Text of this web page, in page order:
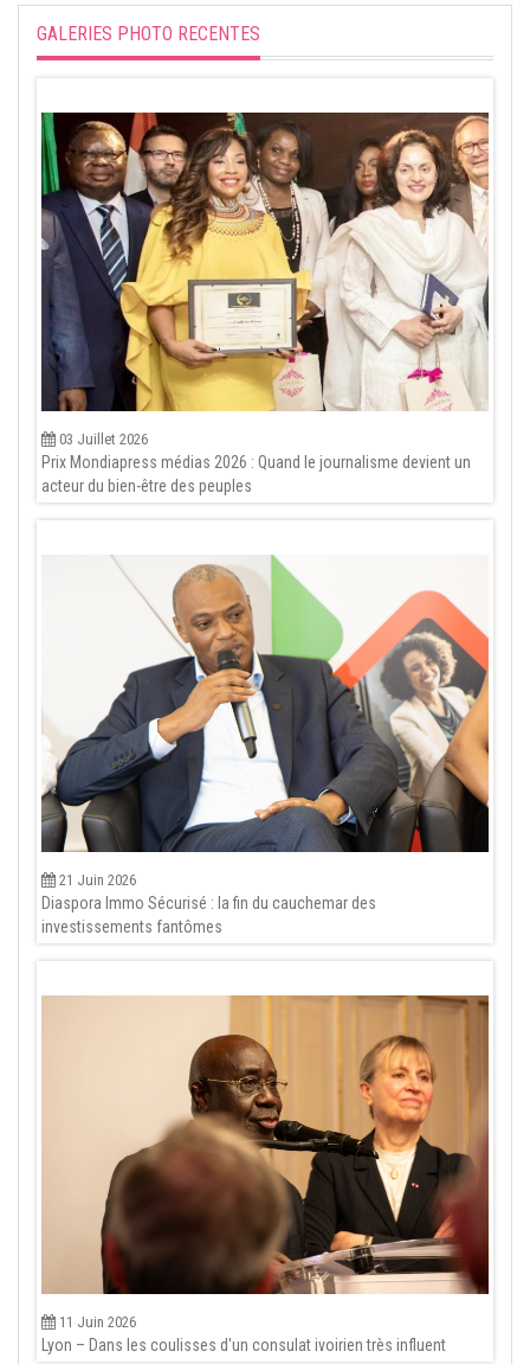
GALERIES PHOTO RECENTES
03 Juillet 2026
Prix Mondiapress médias 2026 : Quand le journalisme devient un
acteur du bien-être des peuples
21 Juin 2026
Diaspora Immo Sécurisé : la fin du cauchemar des
investissements fantômes
11 Juin 2026
Lyon – Dans les coulisses d'un consulat ivoirien très influent